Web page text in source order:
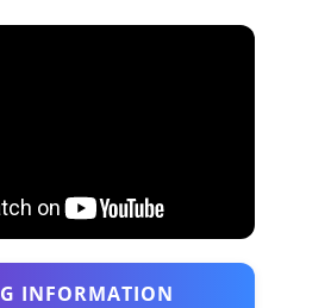
INFORMATION